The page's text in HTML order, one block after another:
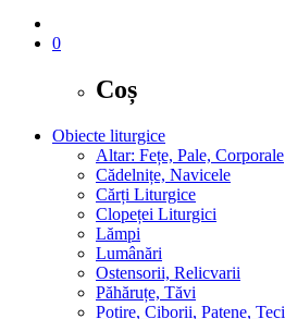
0
Coș
Obiecte liturgice
Altar: Fețe, Pale, Corporale
Cădelnițe, Navicele
Cărți Liturgice
Clopeței Liturgici
Lămpi
Lumânări
Ostensorii, Relicvarii
Păhăruțe, Tăvi
Potire, Ciborii, Patene, Teci